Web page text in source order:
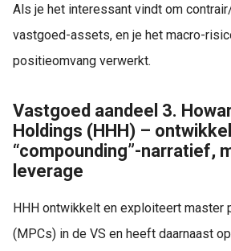
Als je het interessant vindt om
vastgoed-assets, en je het macro-
positieomvang verwerkt.
Vastgoed aandeel 3.
Holdings (HHH) –
“compounding”-narratief,
leverage
HHH ontwikkelt en exploiteert master
(MPCs) in de VS en heeft daarnaast